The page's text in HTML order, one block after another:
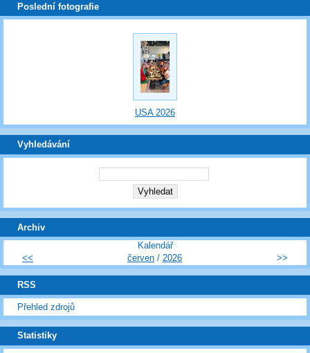
Poslední fotografie
USA 2026
Vyhledávání
Archiv
Kalendář
<<
červen / 2026 >>
RSS
Přehled zdrojů
Statistiky